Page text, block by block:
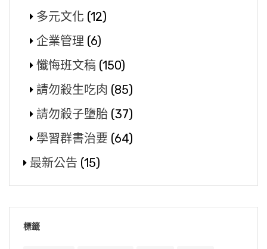
多元文化 (12)
企業管理 (6)
懺悔班文稿 (150)
請勿殺生吃肉 (85)
請勿殺子墮胎 (37)
學習群書治要 (64)
最新公告 (15)
標籤